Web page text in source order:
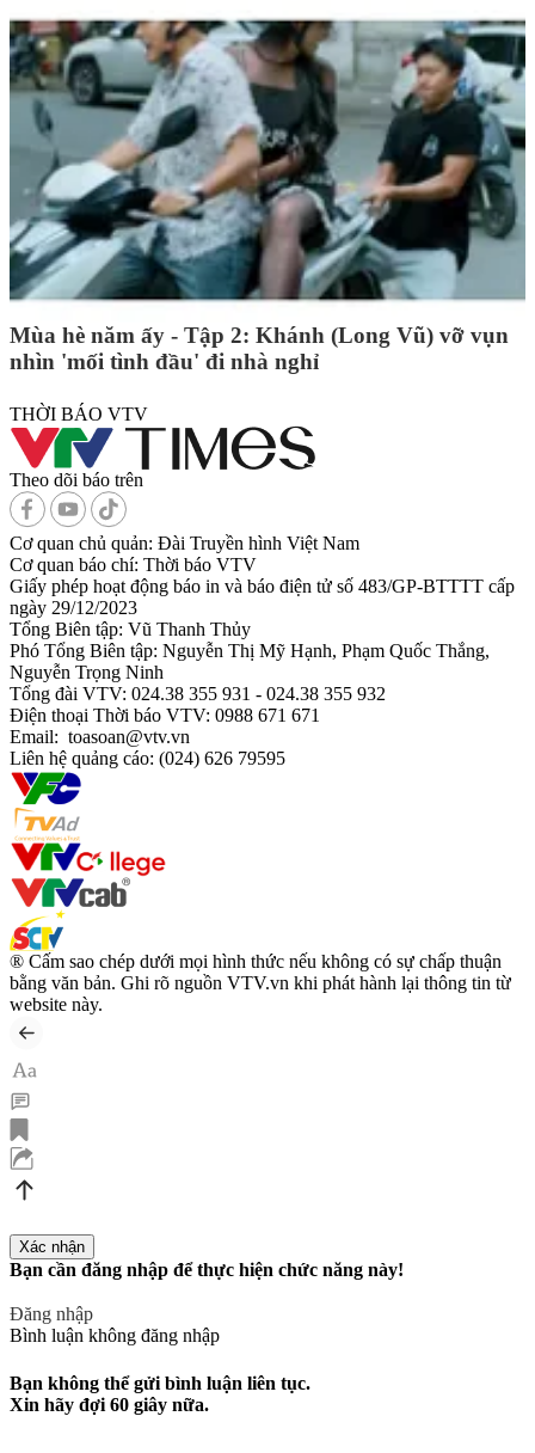
Mùa hè năm ấy - Tập 2: Khánh (Long Vũ) vỡ vụn
nhìn 'mối tình đầu' đi nhà nghỉ
THỜI BÁO VTV
Theo dõi báo trên
Cơ quan chủ quản: Đài Truyền hình Việt Nam
Cơ quan báo chí: Thời báo VTV
Giấy phép hoạt động báo in và báo điện tử số 483/GP-BTTTT cấp
ngày 29/12/2023
Tổng Biên tập: Vũ Thanh Thủy
Phó Tổng Biên tập: Nguyễn Thị Mỹ Hạnh, Phạm Quốc Thắng,
Nguyễn Trọng Ninh
Tổng đài VTV: 024.38 355 931 - 024.38 355 932
Ðiện thoại Thời báo VTV: 0988 671 671
Email: toasoan@vtv.vn
Liên hệ quảng cáo: (024) 626 79595
® Cấm sao chép dưới mọi hình thức nếu không có sự chấp thuận
bằng văn bản. Ghi rõ nguồn VTV.vn khi phát hành lại thông tin từ
website này.
Bạn cần đăng nhập để thực hiện chức năng này!
Đăng nhập
Bình luận không đăng nhập
Bạn không thể gửi bình luận liên tục.
Xin hãy đợi 60 giây nữa.